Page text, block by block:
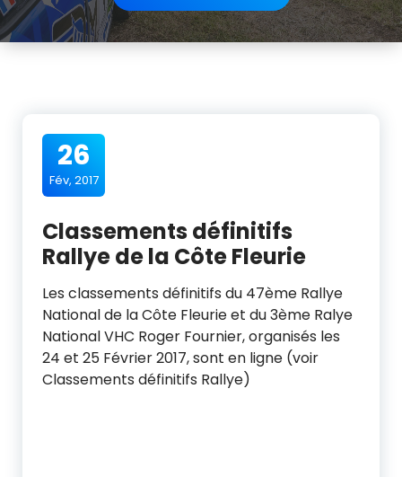
26
Fév, 2017
Classements définitifs
Rallye de la Côte Fleurie
Les classements définitifs du 47ème Rallye
National de la Côte Fleurie et du 3ème Ralye
National VHC Roger Fournier, organisés les
24 et 25 Février 2017, sont en ligne (voir
Classements définitifs Rallye)